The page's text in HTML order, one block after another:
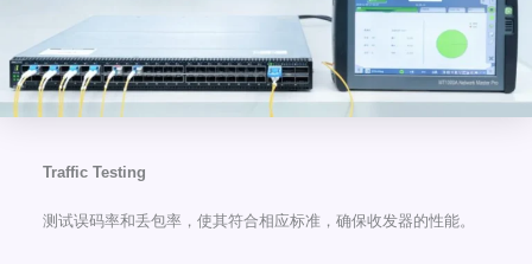
Traffic Testing
测试误码率和丢包率，使其符合相应标准，确保收发器的性能。